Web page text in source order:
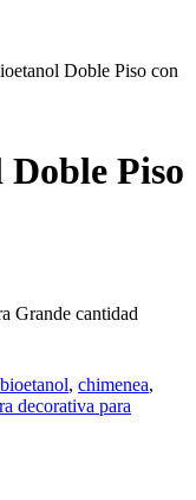
Doble Piso con
Piso
Grande cantidad
bioetanol, chimenea,
decorativa para